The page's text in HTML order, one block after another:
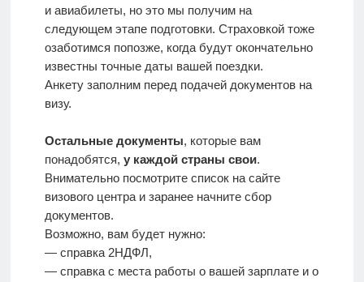
и авиабилеты, но это мы получим на
следующем этапе подготовки. Страховкой тоже
озаботимся попозже, когда будут окончательно
известны точные даты вашей поездки.
Анкету заполним перед подачей документов на
визу.
Остальные документы, которые вам
понадобятся, у каждой страны свои.
Внимательно посмотрите список на сайте
визового центра и заранее начните сбор
документов.
Возможно, вам будет нужно:
— справка 2НДФЛ,
— справка с места работы о вашей зарплате и о